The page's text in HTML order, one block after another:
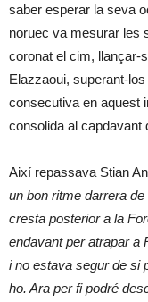
saber esperar la seva
noruec va mesurar les
coronat el cim, llançar-
Elazzaoui, superant-
consecutiva en aquest
consolida al capdavant
Així repassava Stian
un bon ritme darrera
cresta posterior a la
endavant per atrapar a
i no estava segur de si
ho. Ara per fi podré